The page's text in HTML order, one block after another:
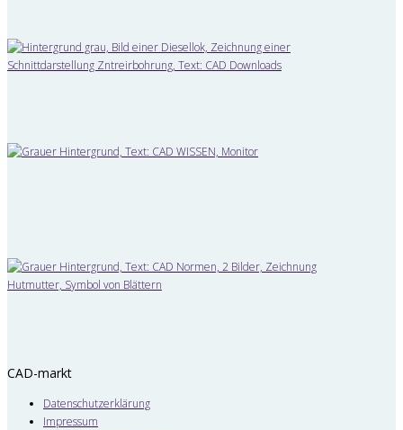
CAD-markt
Datenschutzerklärung
Impressum